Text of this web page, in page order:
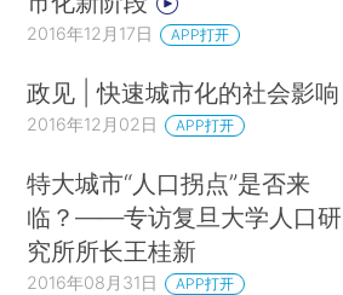
2016年12月17日 APP打开
政见 | 快速城市化的社会影响
2016年12月02日 APP打开
特大城市“人口拐点”是否来
临？——专访复旦大学人口研
究所所长王桂新
2016年08月31日 APP打开